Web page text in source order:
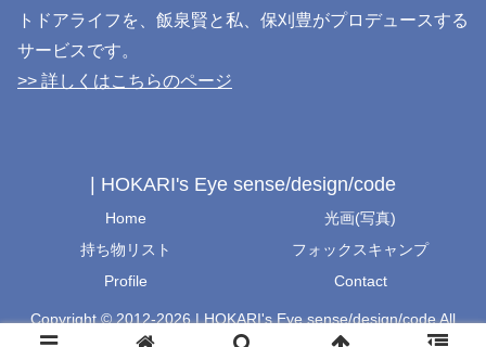
トドアライフを、飯泉賢と私、保刈豊がプロデュースする
サービスです。
>> 詳しくはこちらのページ
| HOKARI's Eye sense/design/code
Home
光画(写真)
持ち物リスト
フォックスキャンプ
Profile
Contact
Copyright © 2012-2026 | HOKARI's Eye sense/design/code All